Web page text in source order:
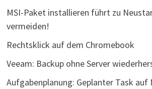
MSI-Paket installieren führt zu
vermeiden!
Rechtsklick auf dem Chromebook
Veeam: Backup ohne Server
Aufgabenplanung: Geplanter Task